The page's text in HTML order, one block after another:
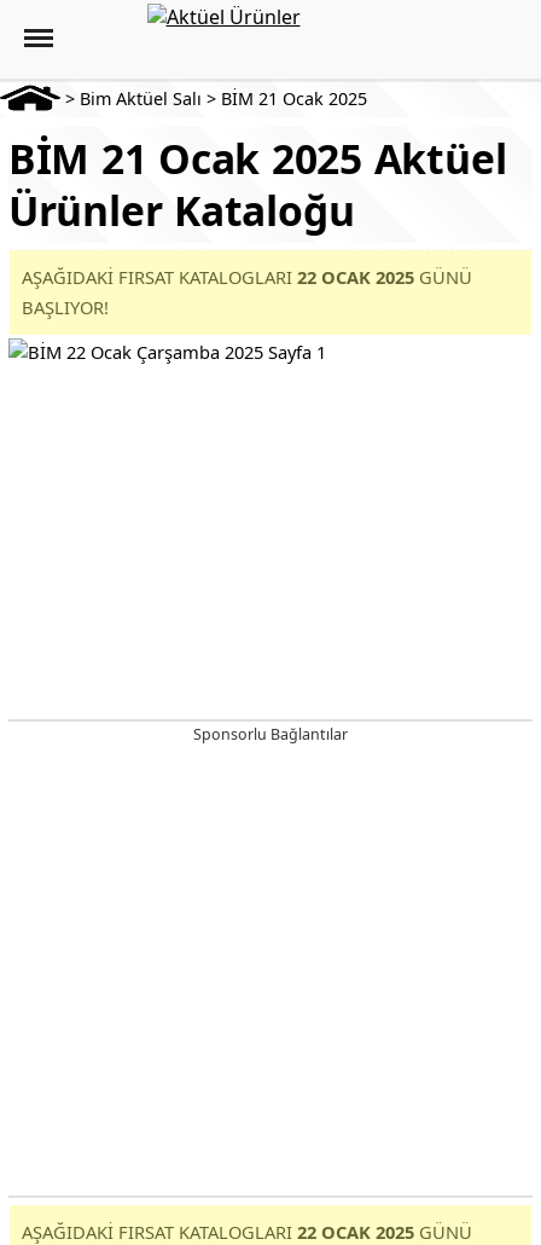
> Bim Aktüel Salı > BİM 21 Ocak 2025
BİM 21 Ocak 2025 Aktüel
Ürünler Kataloğu
AŞAĞIDAKİ FIRSAT KATALOGLARI 22 OCAK 2025GÜNÜ
BAŞLIYOR!
Sponsorlu Bağlantılar
AŞAĞIDAKİ FIRSAT KATALOGLARI 22 OCAK 2025GÜNÜ